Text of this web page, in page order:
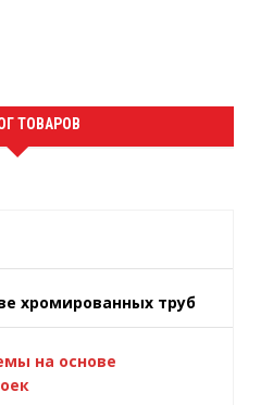
ТОВАРОВ
хромированных труб
на основе